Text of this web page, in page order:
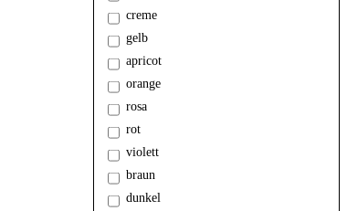
creme
gelb
apricot
orange
rosa
rot
violett
braun
dunkel